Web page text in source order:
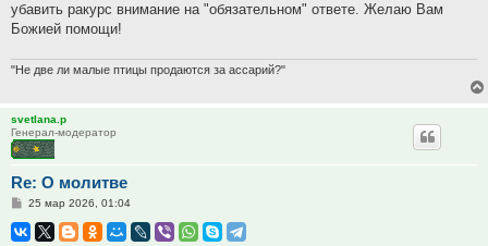
убавить ракурс внимание на "обязательном" ответе. Желаю Вам
Божией помощи!
"Не две ли малые птицы продаются за ассарий?"
svetlana.p
Генерал-модератор
Re: О молитве
Сообщение
25 мар 2026, 01:04